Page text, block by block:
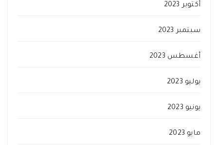
أكتوبر 2023
سبتمبر 2023
أغسطس 2023
يوليو 2023
يونيو 2023
مايو 2023